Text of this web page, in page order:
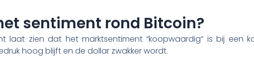
sentiment rond Bitcoin?
laat zien dat het marktsentiment “koopwaardig” is bij een
hoog blijft en de dollar zwakker wordt.